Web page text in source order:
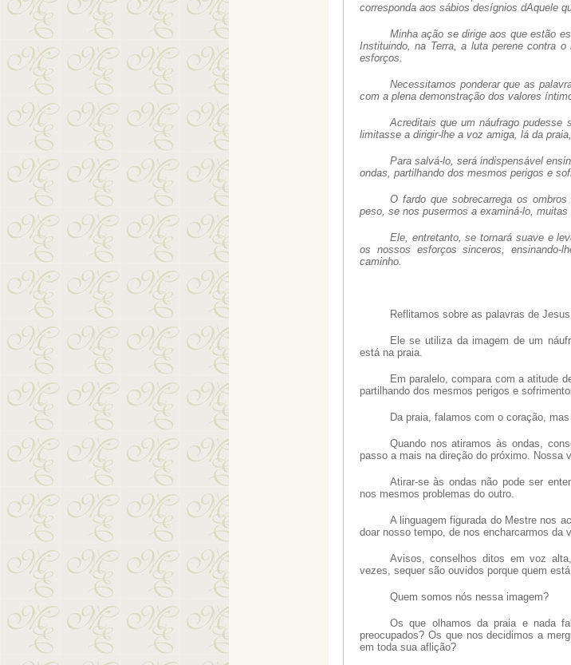
corresponda aos sábios desígnios dAquele
Minha ação se dirige aos que estão
Instituindo, na Terra, a luta perene contra
esforços.
Necessitamos ponderar que as
com a plena demonstração dos valores
Acreditais que um náufrago pudesse
limitasse a dirigir-lhe a voz amiga, lá da
Para salvá-lo, será indispensável
ondas, partilhando dos mesmos perigos e
O fardo que sobrecarrega os
peso, se nos pusermos a examiná-lo,
Ele, entretanto, se tornará suave e
os nossos esforços sinceros,
caminho.
Reflitamos sobre as palavras de Jesus
Ele se utiliza da imagem de um
está na praia.
Em paralelo, compara com a atitude
partilhando dos mesmos perigos e
Da praia, falamos com o coração,
Quando nos atiramos às ondas,
passo a mais na direção do próximo. Nossa
Atirar-se às ondas não pode ser
nos mesmos problemas do outro.
A linguagem figurada do Mestre nos
doar nosso tempo, de nos encharcarmos da
Avisos, conselhos ditos em voz
vezes, sequer são ouvidos porque quem
Quem somos nós nessa imagem?
Os que olhamos da praia e nada
preocupados? Os que nos decidimos a
em toda sua aflição?